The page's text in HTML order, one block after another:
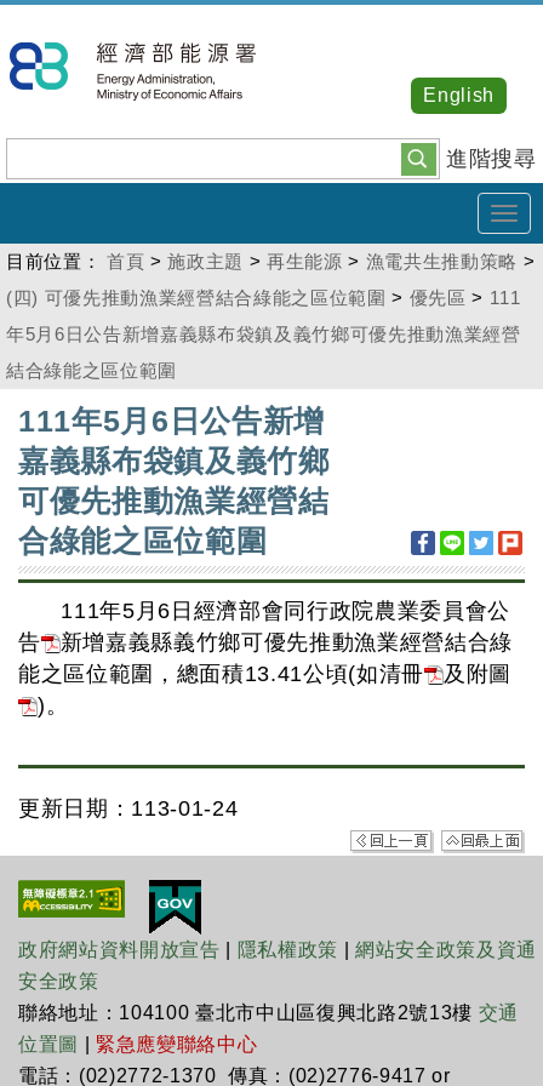
到
主
內
容
進階搜尋
English
目前位置： 首頁 >施政主題 >再生能源 > 漁電共生推動策略 >
(四) 可優先推動漁業經營結合綠能之區位範圍 > 優先區 > 111
年5月6日公告新增嘉義縣布袋鎮及義竹鄉可優先推動漁業經營
結合綠能之區位範圍
111年5月6日公告新增
嘉義縣布袋鎮及義竹鄉
可優先推動漁業經營結
合綠能之區位範圍
111年5月6日經濟部會同行政院農業委員會公
告
新增嘉義縣義竹鄉可優先推動漁業經營結合綠
能之區位範圍，總面積13.41公頃(如清冊
及附圖
)。
更新日期：113-01-24
政府網站資料開放宣告 隱私權政策 |網站安全政策及資通
安全政策
聯絡地址：104100 臺北市中山區復興北路2號13樓 交通
位置圖
緊急應變聯絡中心
電話：(02)2772-1370 傳真：(02)2776-9417 or